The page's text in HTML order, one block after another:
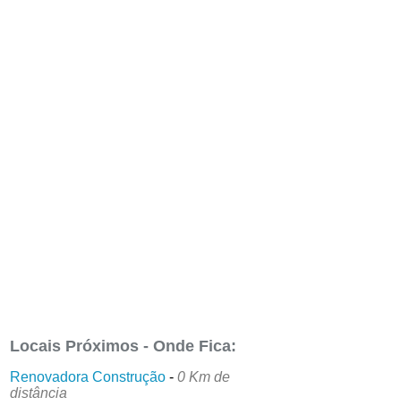
Locais Próximos - Onde Fica:
Renovadora Construção -0 Km de
distância